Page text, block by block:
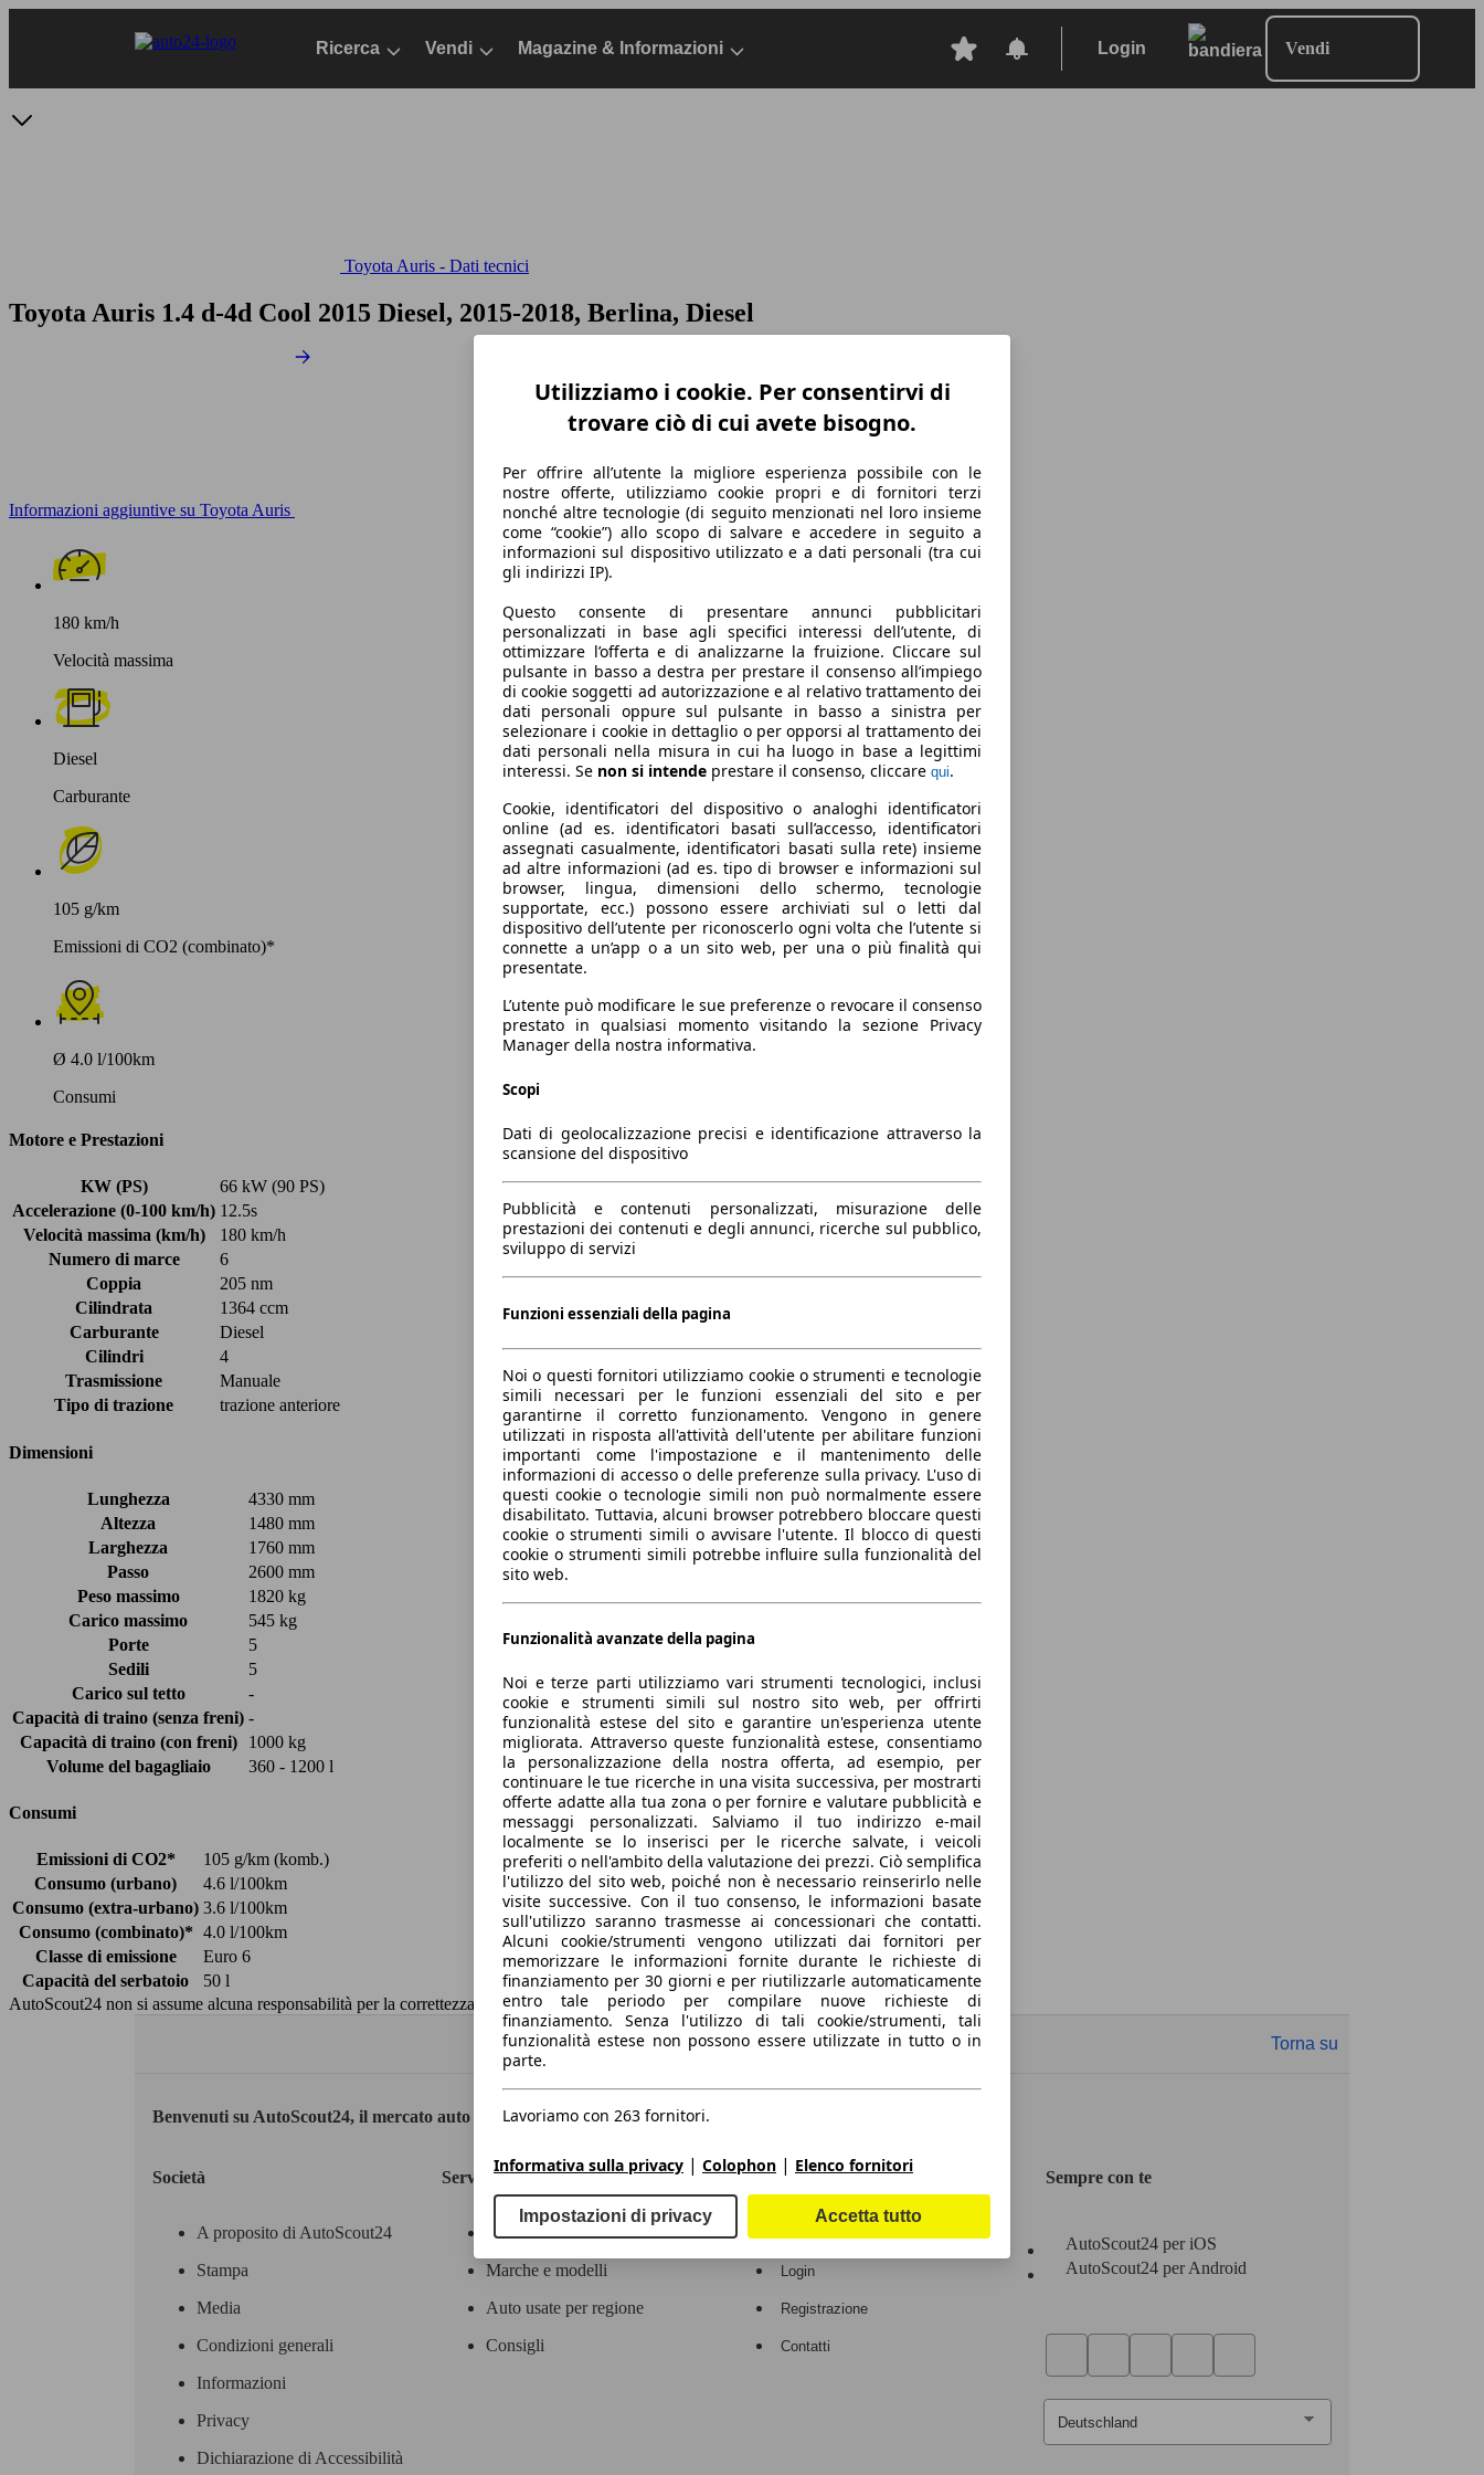
Ricerca Vendi Magazine & Informazioni Login Vendi
Toyota Auris - Dati tecnici
Toyota Auris 1.4 d-4d Cool 2015 Diesel, 2015-2018, Berlina, Diesel
Informazioni aggiuntive su Toyota Auris
180 km/h
Velocità massima
Diesel
Carburante
105 g/km
Emissioni di CO2 (combinato)*
Ø 4.0 l/100km
Consumi
Motore e Prestazioni
KW (PS)
66 kW (90 PS)
Accelerazione (0-100 km/h) 12.5s
Velocità massima (km/h)
180 km/h
Numero di marce
6
Coppia
205 nm
Cilindrata
1364 ccm
Carburante
Diesel
Cilindri
4
Trasmissione
Manuale
Tipo di trazione
trazione anteriore
Dimensioni
Lunghezza
4330 mm
Altezza
1480 mm
Larghezza
1760 mm
Passo
2600 mm
Peso massimo
1820 kg
Carico massimo
545 kg
Porte
5
Sedili
5
Carico sul tetto
-
Capacità di traino (senza freni) -
Capacità di traino (con freni)
1000 kg
Volume del bagagliaio
360 - 1200 l
Consumi
Emissioni di CO2*
105 g/km (komb.)
Consumo (urbano)
4.6 l/100km
Consumo (extra-urbano) 3.6 l/100km
Consumo (combinato)* 4.0 l/100km
Classe di emissione
Euro 6
Capacità del serbatoio
50 l
AutoScout24 non si assume alcuna responsabilità per la correttezza dei dati.
Torna su
Benvenuti su AutoScout24, il mercato auto europeo.
Società
A proposito di AutoScout24
Stampa
Media
Condizioni generali
Informazioni
Privacy
Dichiarazione di Accessibilità
Servizi
Contatti
Marche e modelli
Auto usate per regione
Consigli
Area rivenditori
Login
Registrazione
Contatti
Sempre con te
AutoScout24 per iOS
AutoScout24 per Android
Utilizziamo i cookie. Per consentirvi di
trovare ciò di cui avete bisogno.
Per offrire all’utente la migliore esperienza possibile con le
nostre offerte, utilizziamo cookie propri e di fornitori terzi
nonché altre tecnologie (di seguito menzionati nel loro insieme
come “cookie”) allo scopo di salvare e accedere in seguito a
informazioni sul dispositivo utilizzato e a dati personali (tra cui
gli indirizzi IP).
Questo consente di presentare annunci pubblicitari
personalizzati in base agli specifici interessi dell’utente, di
ottimizzare l’offerta e di analizzarne la fruizione. Cliccare sul
pulsante in basso a destra per prestare il consenso all’impiego
di cookie soggetti ad autorizzazione e al relativo trattamento dei
dati personali oppure sul pulsante in basso a sinistra per
selezionare i cookie in dettaglio o per opporsi al trattamento dei
dati personali nella misura in cui ha luogo in base a legittimi
interessi. Se non si intende prestare il consenso, cliccare qui.
Cookie, identificatori del dispositivo o analoghi identificatori
online (ad es. identificatori basati sull’accesso, identificatori
assegnati casualmente, identificatori basati sulla rete) insieme
ad altre informazioni (ad es. tipo di browser e informazioni sul
browser, lingua, dimensioni dello schermo, tecnologie
supportate, ecc.) possono essere archiviati sul o letti dal
dispositivo dell’utente per riconoscerlo ogni volta che l’utente si
connette a un’app o a un sito web, per una o più finalità qui
presentate.
L’utente può modificare le sue preferenze o revocare il consenso
prestato in qualsiasi momento visitando la sezione Privacy
Manager della nostra informativa.
Scopi
Dati di geolocalizzazione precisi e identificazione attraverso la
scansione del dispositivo
Pubblicità e contenuti personalizzati, misurazione delle
prestazioni dei contenuti e degli annunci, ricerche sul pubblico,
sviluppo di servizi
Funzioni essenziali della pagina
Noi o questi fornitori utilizziamo cookie o strumenti e tecnologie
simili necessari per le funzioni essenziali del sito e per
garantirne il corretto funzionamento. Vengono in genere
utilizzati in risposta all'attività dell'utente per abilitare funzioni
importanti come l'impostazione e il mantenimento delle
informazioni di accesso o delle preferenze sulla privacy. L'uso di
questi cookie o tecnologie simili non può normalmente essere
disabilitato. Tuttavia, alcuni browser potrebbero bloccare questi
cookie o strumenti simili o avvisare l'utente. Il blocco di questi
cookie o strumenti simili potrebbe influire sulla funzionalità del
sito web.
Funzionalità avanzate della pagina
Noi e terze parti utilizziamo vari strumenti tecnologici, inclusi
cookie e strumenti simili sul nostro sito web, per offrirti
funzionalità estese del sito e garantire un'esperienza utente
migliorata. Attraverso queste funzionalità estese, consentiamo
la personalizzazione della nostra offerta, ad esempio, per
continuare le tue ricerche in una visita successiva, per mostrarti
offerte adatte alla tua zona o per fornire e valutare pubblicità e
messaggi personalizzati. Salviamo il tuo indirizzo e-mail
localmente se lo inserisci per le ricerche salvate, i veicoli
preferiti o nell'ambito della valutazione dei prezzi. Ciò semplifica
l'utilizzo del sito web, poiché non è necessario reinserirlo nelle
visite successive. Con il tuo consenso, le informazioni basate
sull'utilizzo saranno trasmesse ai concessionari che contatti.
Alcuni cookie/strumenti vengono utilizzati dai fornitori per
memorizzare le informazioni fornite durante le richieste di
finanziamento per 30 giorni e per riutilizzarle automaticamente
entro tale periodo per compilare nuove richieste di
finanziamento. Senza l'utilizzo di tali cookie/strumenti, tali
funzionalità estese non possono essere utilizzate in tutto o in
parte.
Lavoriamo con 263 fornitori.
Informativa sulla privacy | Colophon | Elenco fornitori
Impostazioni di privacy Accetta tutto